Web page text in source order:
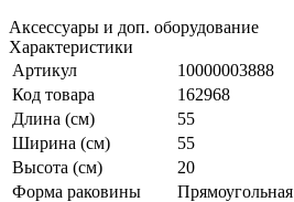
Аксессуары и доп. оборудование
Характеристики
Артикул
10000003888
Код товара
162968
Длина (см)
55
Ширина (см)
55
Высота (см)
20
Форма раковины
Прямоугольная